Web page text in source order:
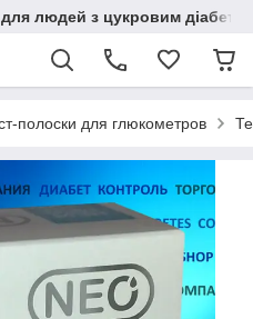
людей з цукровим
полоски для глюкометров